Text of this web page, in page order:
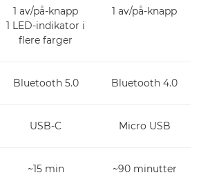
1 av/på-knapp
1 LED-indikator i
flere farger
1 av/på-knapp
Bluetooth 5.0 Bluetooth 4.0
USB-C Micro USB
~15 min ~90 minutter